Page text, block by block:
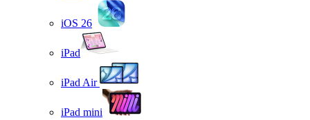
iOS 26
iPad
iPad Air
iPad mini